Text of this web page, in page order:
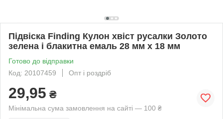
Підвіска Finding Кулон хвіст русалки Золото
зелена і блакитна емаль 28 мм x 18 мм
Готово до відправки
Код: 20107459
Опт і роздріб
29,95 ₴
Мінімальна сума замовлення на сайті — 100 ₴